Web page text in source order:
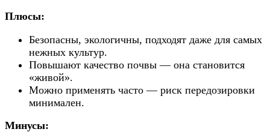
Плюсы:
Безопасны, экологичны, подходят даже для самых
нежных культур.
Повышают качество почвы — она становится
«живой».
Можно применять часто — риск передозировки
минимален.
Минусы: